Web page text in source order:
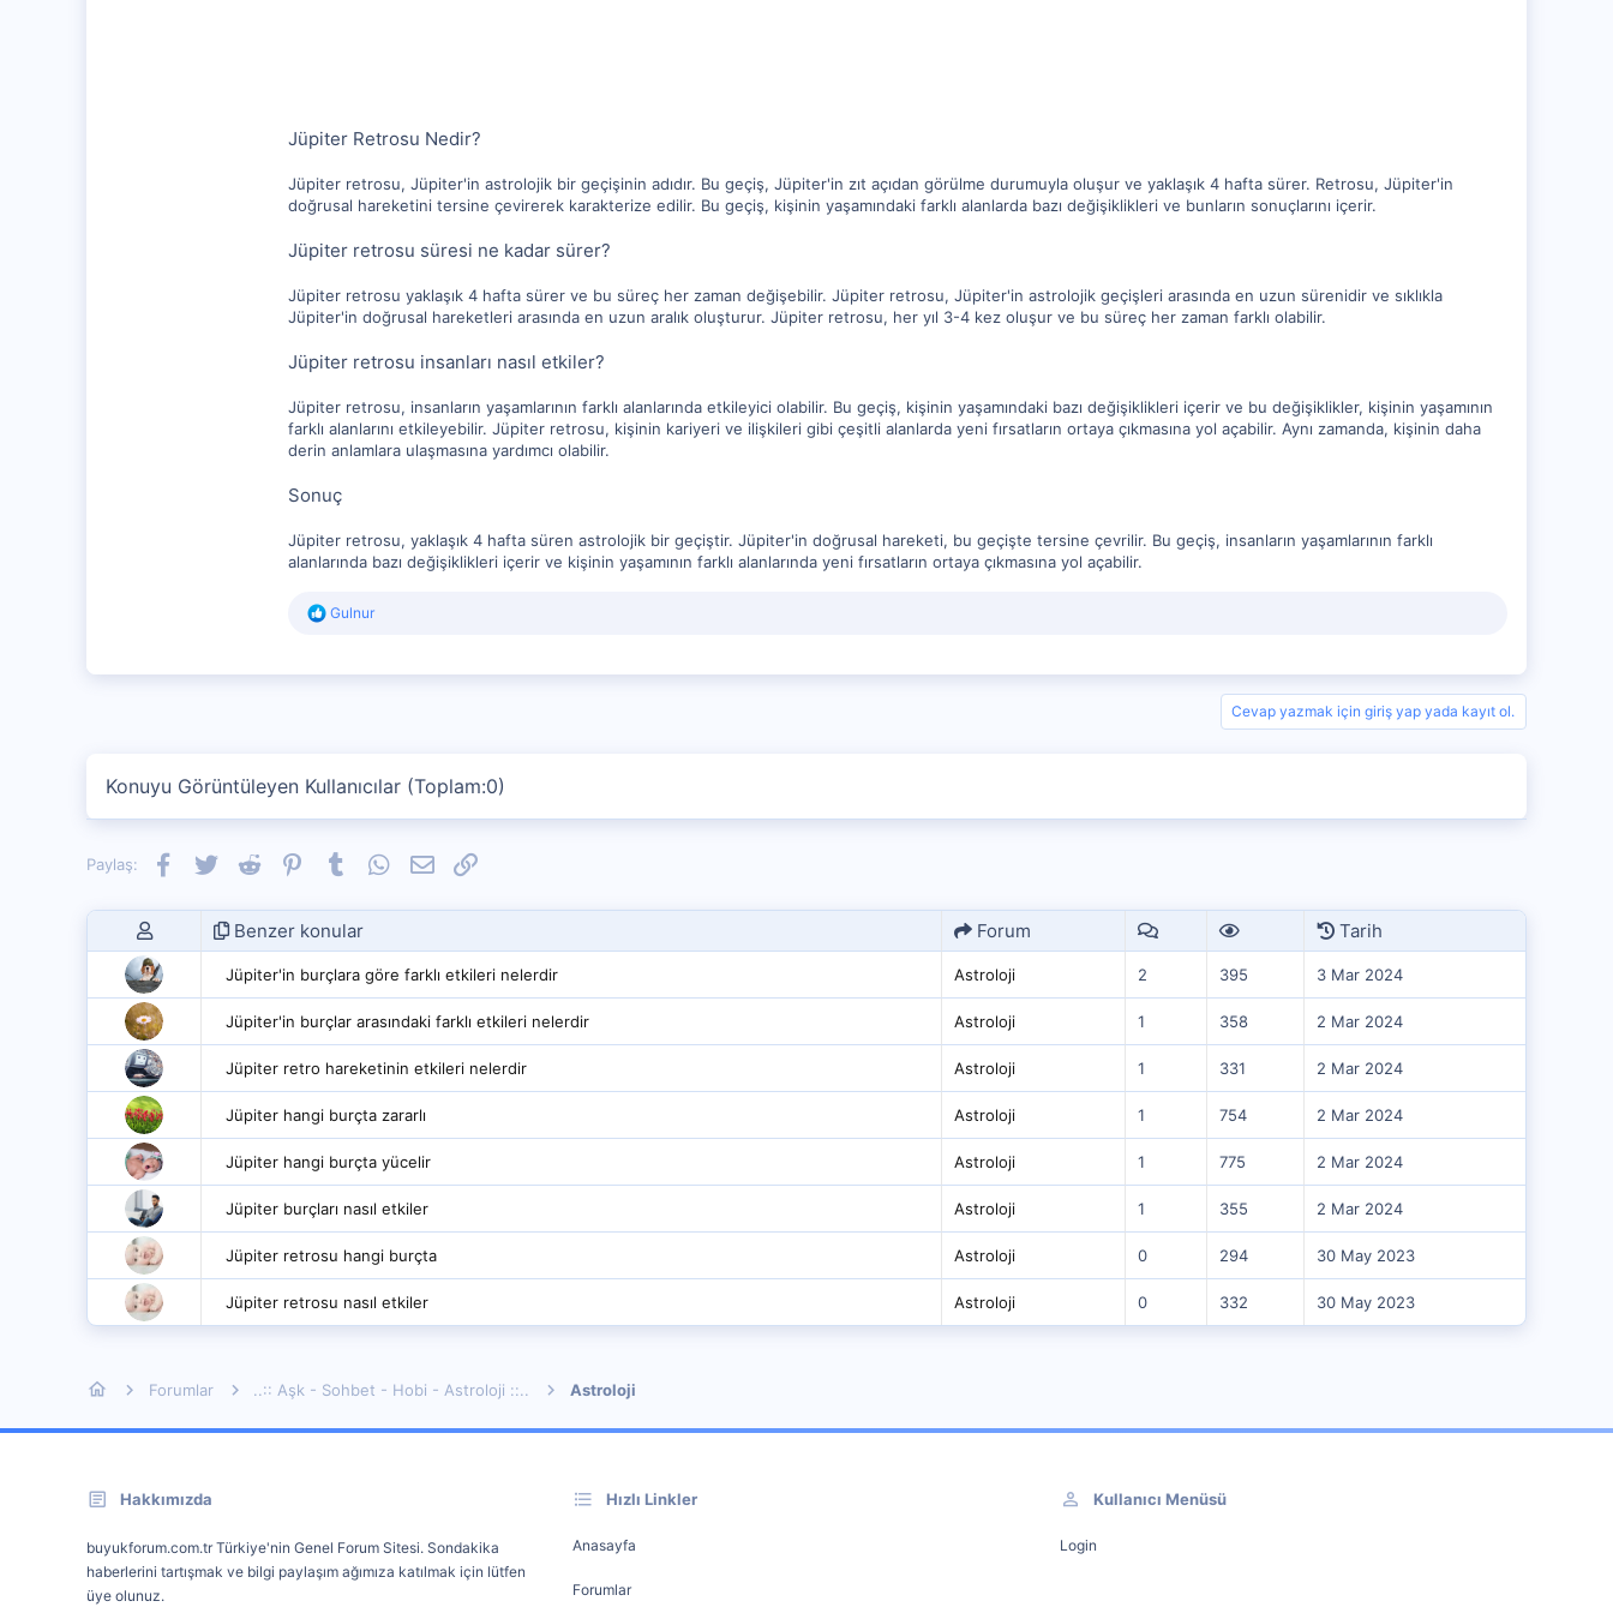
Jüpiter Retrosu Nedir?
Jüpiter retrosu, Jüpiter'in astrolojik bir geçişinin adıdır. Bu geçiş, Jüpiter'in zıt açıdan görülme durumuyla oluşur ve yaklaşık 4 hafta sürer. Retrosu, Jüpiter'in
doğrusal hareketini tersine çevirerek karakterize edilir. Bu geçiş, kişinin yaşamındaki farklı alanlarda bazı değişiklikleri ve bunların sonuçlarını içerir.
Jüpiter retrosu süresi ne kadar sürer?
Jüpiter retrosu yaklaşık 4 hafta sürer ve bu süreç her zaman değişebilir. Jüpiter retrosu, Jüpiter'in astrolojik geçişleri arasında en uzun sürenidir ve sıklıkla
Jüpiter'in doğrusal hareketleri arasında en uzun aralık oluşturur. Jüpiter retrosu, her yıl 3-4 kez oluşur ve bu süreç her zaman farklı olabilir.
Jüpiter retrosu insanları nasıl etkiler?
Jüpiter retrosu, insanların yaşamlarının farklı alanlarında etkileyici olabilir. Bu geçiş, kişinin yaşamındaki bazı değişiklikleri içerir ve bu değişiklikler, kişinin yaşamının
farklı alanlarını etkileyebilir. Jüpiter retrosu, kişinin kariyeri ve ilişkileri gibi çeşitli alanlarda yeni fırsatların ortaya çıkmasına yol açabilir. Aynı zamanda, kişinin daha
derin anlamlara ulaşmasına yardımcı olabilir.
Sonuç
Jüpiter retrosu, yaklaşık 4 hafta süren astrolojik bir geçiştir. Jüpiter'in doğrusal hareketi, bu geçişte tersine çevrilir. Bu geçiş, insanların yaşamlarının farklı
alanlarında bazı değişiklikleri içerir ve kişinin yaşamının farklı alanlarında yeni fırsatların ortaya çıkmasına yol açabilir.
R
:
Gulnur
Cevap yazmak için giriş yap yada kayıt ol.
Konuyu Görüntüleyen Kullanıcılar (Toplam:0)
Paylaş: Facebook
TwitterReddit PinterestTumblrWhatsApp
E-postaLink
Benzer konular Forum Tarih
Jüpiter'in burçlara göre farklı etkileri nelerdir Astroloji 2 395 3 Mar 2024
Jüpiter'in burçlar arasındaki farklı etkileri nelerdir Astroloji 1 358 2 Mar 2024
Jüpiter retro hareketinin etkileri nelerdir Astroloji 1 331 2 Mar 2024
Jüpiter hangi burçta zararlı Astroloji 1 754 2 Mar 2024
Jüpiter hangi burçta yücelir Astroloji 1 775 2 Mar 2024
Jüpiter burçları nasıl etkiler Astroloji 1 355 2 Mar 2024
Jüpiter retrosu hangi burçta Astroloji 0 294 30 May 2023
Jüpiter retrosu nasıl etkiler Astroloji 0 332 30 May 2023
Forumlar ..:: Aşk - Sohbet - Hobi - Astroloji ::.. Astroloji
Hakkımızda
buyukforum.com.tr Türkiye'nin Genel Forum Sitesi. Sondakika
haberlerini tartışmak ve bilgi paylaşım ağımıza katılmak için lütfen
üye olunuz.
Hızlı Linkler
Anasayfa
Forumlar
Kullanıcı Menüsü
Login